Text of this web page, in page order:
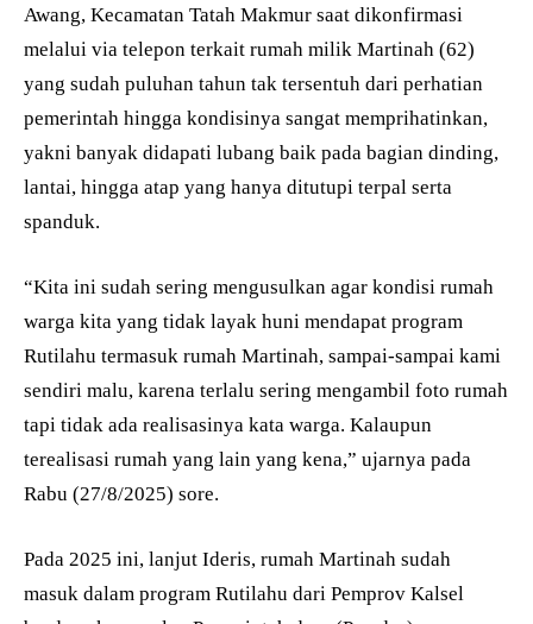
Awang, Kecamatan Tatah Makmur saat dikonfirmasi
melalui via telepon terkait rumah milik Martinah (62)
yang sudah puluhan tahun tak tersentuh dari perhatian
pemerintah hingga kondisinya sangat memprihatinkan,
yakni banyak didapati lubang baik pada bagian dinding,
lantai, hingga atap yang hanya ditutupi terpal serta
spanduk.
“Kita ini sudah sering mengusulkan agar kondisi rumah
warga kita yang tidak layak huni mendapat program
Rutilahu termasuk rumah Martinah, sampai-sampai kami
sendiri malu, karena terlalu sering mengambil foto rumah
tapi tidak ada realisasinya kata warga. Kalaupun
terealisasi rumah yang lain yang kena,” ujarnya pada
Rabu (27/8/2025) sore.
Pada 2025 ini, lanjut Ideris, rumah Martinah sudah
masuk dalam program Rutilahu dari Pemprov Kalsel